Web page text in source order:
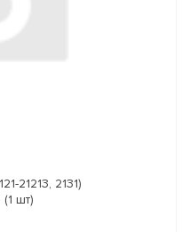
21213, 2131)
шт)